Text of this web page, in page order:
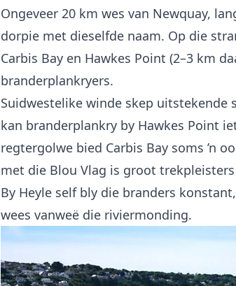
Ongeveer 20 km wes van Newquay,
dorpie met dieselfde naam. Op die
Carbis Bay en Hawkes Point (2–3 km
branderplankryers.
Suidwestelike winde skep uitstekende
kan branderplankry by Hawkes Point
regtergolwe bied Carbis Bay soms ’n
met die Blou Vlag is groot
By Heyle self bly die branders
wees vanweë die riviermonding.